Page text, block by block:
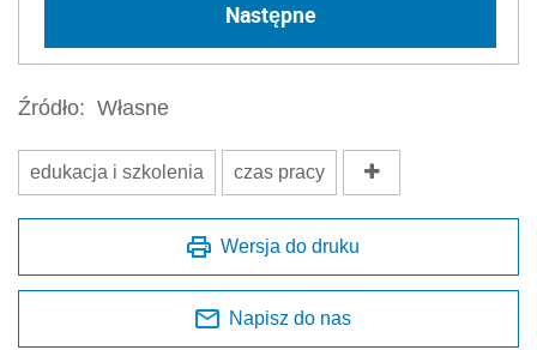
Następne
Źródło: Własne
edukacja i szkolenia czas pracy
Wersja do druku
Napisz do nas